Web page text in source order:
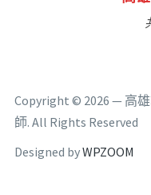
Copyright © 2026 — 高
師. All Rights Reserved
Designed byWPZOOM